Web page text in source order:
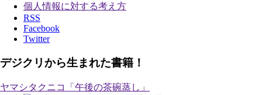
個人情報に対する考え方
RSS
Facebook
Twitter
デジクリから生まれた書籍！
ヤマシタクニコ「午後の茶碗蒸し」